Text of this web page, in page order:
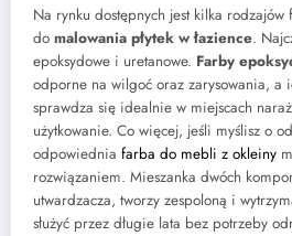
Na rynku dostępnych jest kilka
do malowania płytek w łazience.
epoksydowe i uretanowe. Farby
odporne na wilgoć oraz zarysowania, a
sprawdza się idealnie w miejscach
użytkowanie. Co więcej, jeśli myślisz o
odpowiednia farba do mebli z okleiny
rozwiązaniem. Mieszanka dwóch
utwardzacza, tworzy zespoloną i
służyć przez długie lata bez potrzeby